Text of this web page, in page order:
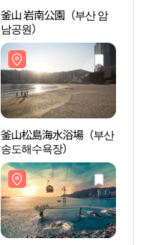
釜山 岩南公園（부산 암
남공원）
釜山松島海水浴場（부산
송도해수욕장）